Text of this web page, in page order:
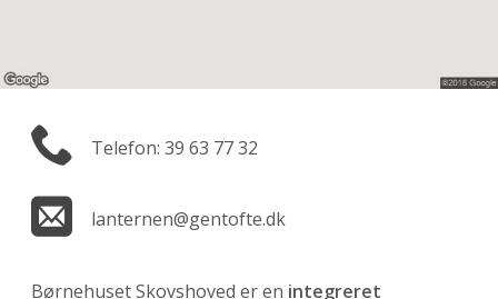
Telefon: 39 63 77 32
lanternen@gentofte.dk
Børnehuset Skovshoved er en integreret